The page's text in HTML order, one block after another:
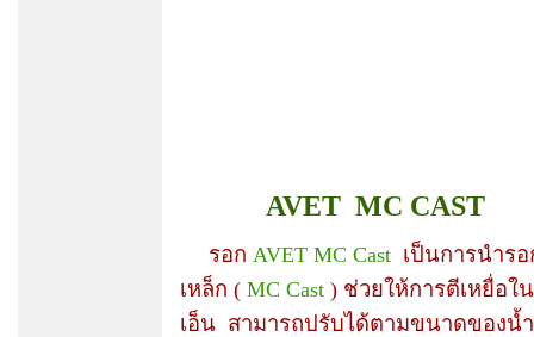
AVET MC CAST
รอก AVET MC Cast เป็นการนำร
เหล็ก ( MC Cast) ช่วยให้การตีเหยื่อใ
เอ็น สามารถปรับได้ตามขนาดของน้